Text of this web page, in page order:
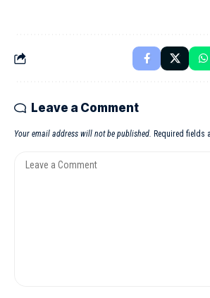
Leave a Comment
Your email address will not be published. Required fields